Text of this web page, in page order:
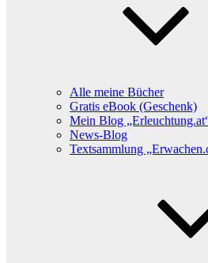
Alle meine Bücher
Gratis eBook (Geschenk)
Mein Blog
News-Blog
Textsammlung